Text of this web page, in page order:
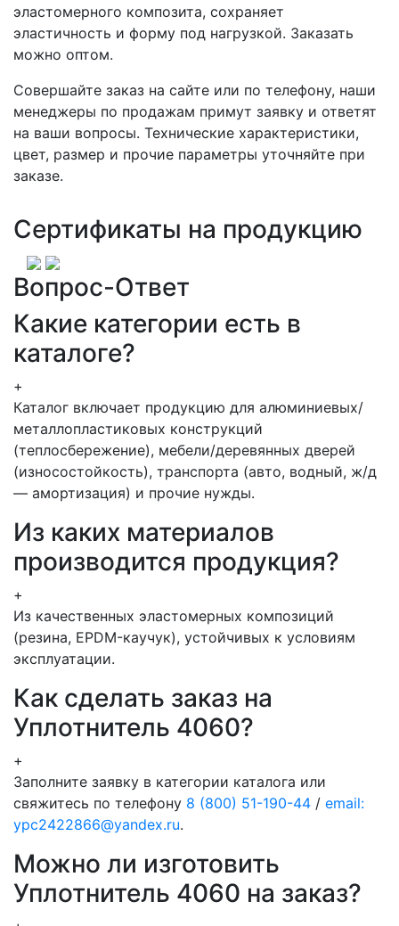
эластомерного композита, сохраняет
эластичность и форму под нагрузкой. Заказать
можно оптом.
Совершайте заказ на сайте или по телефону, наши
менеджеры по продажам примут заявку и ответят
на ваши вопросы. Технические характеристики,
цвет, размер и прочие параметры уточняйте при
заказе.
Сертификаты на продукцию
Вопрос-Ответ
Какие категории есть в
каталоге?
+
Каталог включает продукцию для алюминиевых/
металлопластиковых конструкций
(теплосбережение), мебели/деревянных дверей
(износостойкость), транспорта (авто, водный, ж/д
— амортизация) и прочие нужды.
Из каких материалов
производится продукция?
+
Из качественных эластомерных композиций
(резина, EPDM-каучук), устойчивых к условиям
эксплуатации.
Как сделать заказ на
Уплотнитель 4060?
+
Заполните заявку в категории каталога или
свяжитесь по телефону 8 (800) 51-190-44 / email:
ypc2422866@yandex.ru.
Можно ли изготовить
Уплотнитель 4060 на заказ?